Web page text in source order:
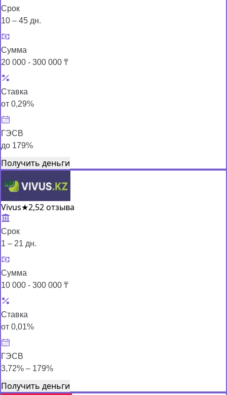
Срок
10 – 45 дн.
Сумма
20 000 - 300 000 ₸
Ставка
от 0,29%
ГЭСВ
до 179%
Получить деньги
Vivus★2,52 отзыва
Срок
1 – 21 дн.
Сумма
10 000 - 300 000 ₸
Ставка
от 0,01%
ГЭСВ
3,72% – 179%
Получить деньги